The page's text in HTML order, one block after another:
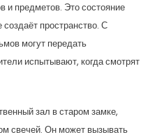
и предметов. Это состояние
пространство. С
могут передать
испытывают, когда смотрят
зал в старом замке,
свечей. Он может вызывать